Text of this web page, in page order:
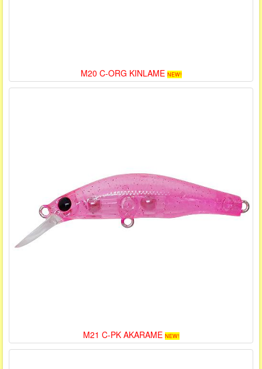
M20 C-ORG KINLAME NEW!
M21 C-PK AKARAME NEW!